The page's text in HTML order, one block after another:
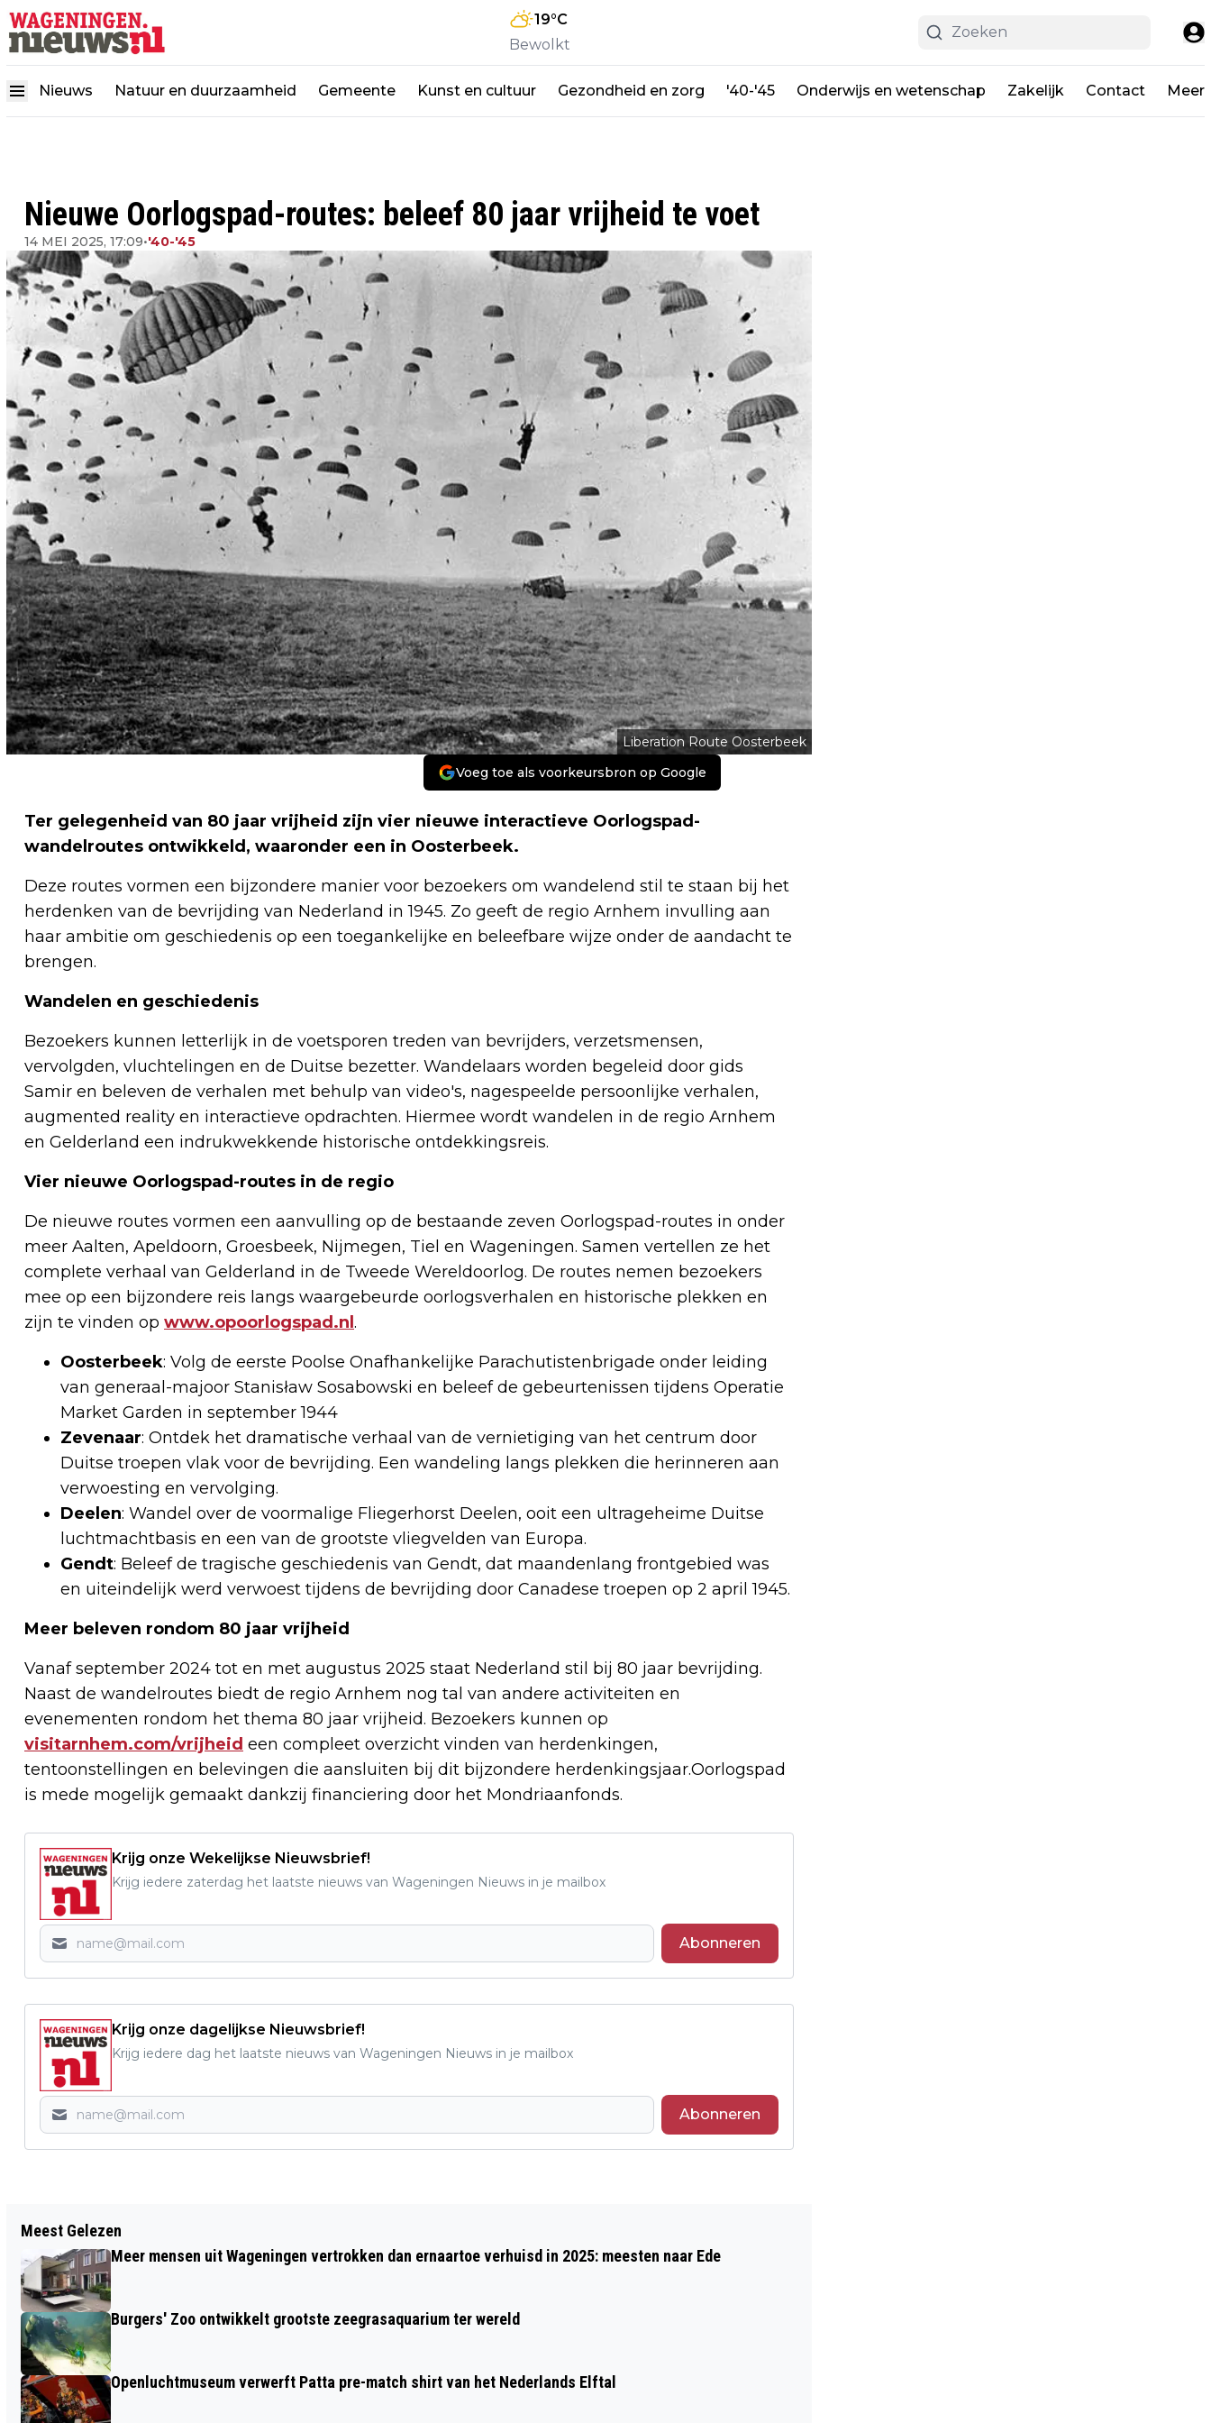
19°C
Bewolkt
Nieuws Natuur en duurzaamheid Gemeente Kunst en cultuur Gezondheid en zorg '40-'45 Onderwijs en wetenschap Zakelijk Contact Meer
Nieuwe Oorlogspad-routes: beleef 80 jaar vrijheid te voet
14 MEI 2025, 17:09•'40-'45
Liberation Route Oosterbeek
Voeg toe als voorkeursbron op Google
Ter gelegenheid van 80 jaar vrijheid zijn vier nieuwe interactieve Oorlogspad-
wandelroutes ontwikkeld, waaronder een in Oosterbeek.
Deze routes vormen een bijzondere manier voor bezoekers om wandelend stil te staan bij het
herdenken van de bevrijding van Nederland in 1945. Zo geeft de regio Arnhem invulling aan
haar ambitie om geschiedenis op een toegankelijke en beleefbare wijze onder de aandacht te
brengen.
Wandelen en geschiedenis
Bezoekers kunnen letterlijk in de voetsporen treden van bevrijders, verzetsmensen,
vervolgden, vluchtelingen en de Duitse bezetter. Wandelaars worden begeleid door gids
Samir en beleven de verhalen met behulp van video's, nagespeelde persoonlijke verhalen,
augmented reality en interactieve opdrachten. Hiermee wordt wandelen in de regio Arnhem
en Gelderland een indrukwekkende historische ontdekkingsreis.
Vier nieuwe Oorlogspad-routes in de regio
De nieuwe routes vormen een aanvulling op de bestaande zeven Oorlogspad-routes in onder
meer Aalten, Apeldoorn, Groesbeek, Nijmegen, Tiel en Wageningen. Samen vertellen ze het
complete verhaal van Gelderland in de Tweede Wereldoorlog. De routes nemen bezoekers
mee op een bijzondere reis langs waargebeurde oorlogsverhalen en historische plekken en
zijn te vinden op www.opoorlogspad.nl .
Oosterbeek: Volg de eerste Poolse Onafhankelijke Parachutistenbrigade onder leiding
van generaal-majoor Stanisław Sosabowski en beleef de gebeurtenissen tijdens Operatie
Market Garden in september 1944
Zevenaar: Ontdek het dramatische verhaal van de vernietiging van het centrum door
Duitse troepen vlak voor de bevrijding. Een wandeling langs plekken die herinneren aan
verwoesting en vervolging.
Deelen: Wandel over de voormalige Fliegerhorst Deelen, ooit een ultrageheime Duitse
luchtmachtbasis en een van de grootste vliegvelden van Europa.
Gendt: Beleef de tragische geschiedenis van Gendt, dat maandenlang frontgebied was
en uiteindelijk werd verwoest tijdens de bevrijding door Canadese troepen op 2 april 1945.
Meer beleven rondom 80 jaar vrijheid
Vanaf september 2024 tot en met augustus 2025 staat Nederland stil bij 80 jaar bevrijding.
Naast de wandelroutes biedt de regio Arnhem nog tal van andere activiteiten en
evenementen rondom het thema 80 jaar vrijheid. Bezoekers kunnen op
visitarnhem.com/vrijheid een compleet overzicht vinden van herdenkingen,
tentoonstellingen en belevingen die aansluiten bij dit bijzondere herdenkingsjaar.Oorlogspad
is mede mogelijk gemaakt dankzij financiering door het Mondriaanfonds.
Krijg onze Wekelijkse Nieuwsbrief!
Krijg iedere zaterdag het laatste nieuws van Wageningen Nieuws in je mailbox
Abonneren
Krijg onze dagelijkse Nieuwsbrief!
Krijg iedere dag het laatste nieuws van Wageningen Nieuws in je mailbox
Abonneren
A73 TUSSEN EWIJK EN WIJCHEN VAN 16
T/M 19 MEI AFGESLOTEN
ZOEKT MOOISTE NATUURFOTO
Meest Gelezen
Meer mensen uit Wageningen vertrokken dan ernaartoe verhuisd in 2025: meesten naar Ede
Burgers' Zoo ontwikkelt grootste zeegrasaquarium ter wereld
Openluchtmuseum verwerft Patta pre-match shirt van het Nederlands Elftal